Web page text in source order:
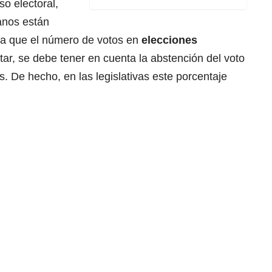
electoral,
están
que el número de votos en elecciones
se debe tener en cuenta la abstención del voto
De hecho, en las legislativas este porcentaje